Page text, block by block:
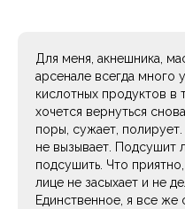
Для меня, акнешника,
арсенале всегда много
кислотных продуктов в
хочется вернуться
поры, сужает,
не вызывает. Подсушит
подсушить. Что
лице не засыхает и не
Единственное, я все же